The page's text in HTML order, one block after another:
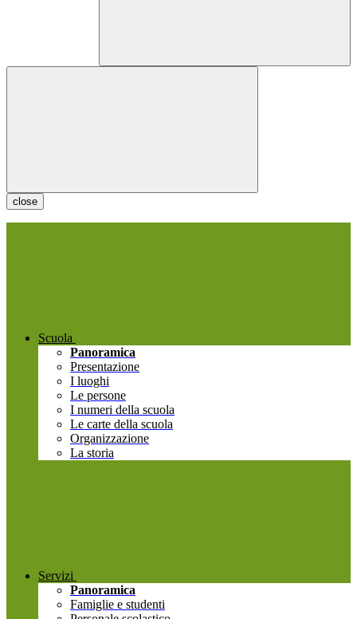
close
Scuola
Panoramica
Presentazione
I luoghi
Le persone
I numeri della scuola
Le carte della scuola
Organizzazione
La storia
Servizi
Panoramica
Famiglie e studenti